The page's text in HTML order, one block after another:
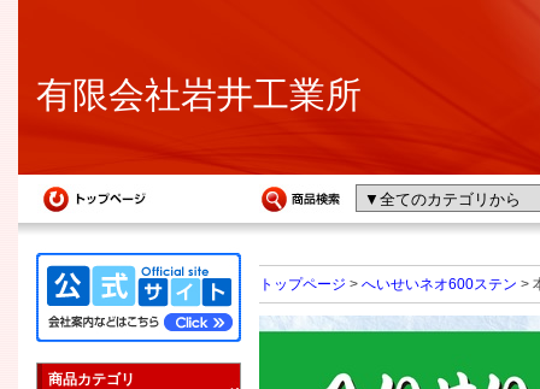
有限会社岩井工業所
商品カテゴリ
トップページ > へいせいネオ600ステン >